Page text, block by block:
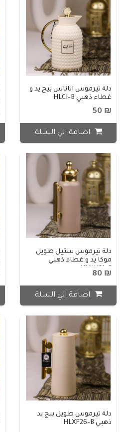
دلة تيرموس اناناس بيج يد و
غطاء ذهبي HLCI-B
₪ 50
اضافة الي السلة
دلة تيرموس ستيل طويل
موكا يد و غطاء ذهبي
HLHH21-C
₪ 80
اضافة الي السلة
دلة تيرموس طويل بيج يد
ذهبي HLXF26-B